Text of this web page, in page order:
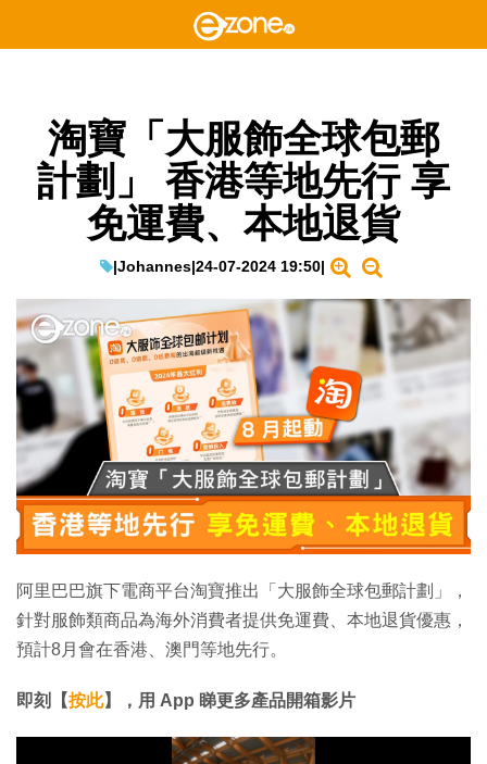
淘寶「大服飾全球包郵
計劃」 香港等地先行 享
免運費、本地退貨
|Johannes|24-07-2024 19:50|
阿里巴巴旗下電商平台淘寶推出「大服飾全球包郵計劃」，
針對服飾類商品為海外消費者提供免運費、本地退貨優惠，
預計8月會在香港、澳門等地先行。
即刻【按此】，用 App 睇更多產品開箱影片